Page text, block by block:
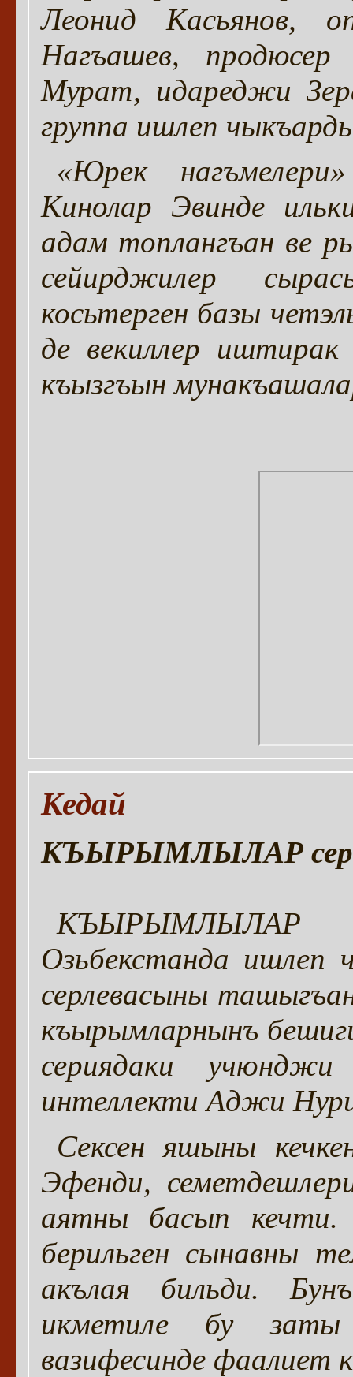
Леонид Касьянов,
Нагъашев,
Мурат, идареджи
группа ишлеп
«Юрек
Кинолар Эвинде
адам топлангъан ве
сейирджилер
косьтерген базы
де векиллер
къызгъын
Кедай
КЪЫРЫМЛЫЛАР
КЪЫРЫМЛЫЛАР
Озьбекстанда ишлеп
серлевасыны
къырымларнынъ
сериядаки
интеллекти Аджи
Сексен яшыны
Эфенди,
аятны басып
берильген сынавны
акълая бильди.
икметиле бу
вазифесинде фаалиет